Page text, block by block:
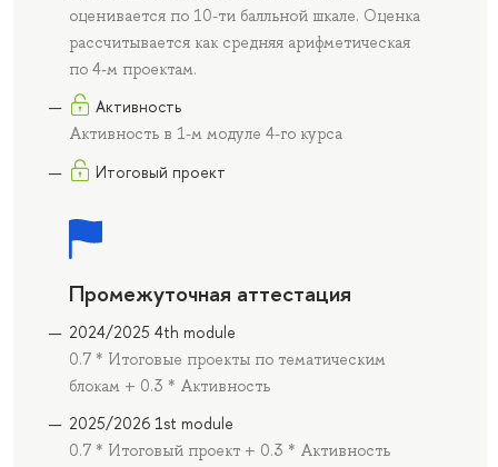
оценивается по 10-ти балльной шкале. Оценка
рассчитывается как средняя арифметическая
по 4-м проектам.
Активность
Активность в 1-м модуле 4-го курса
Итоговый проект
Промежуточная аттестация
2024/2025 4th module
0.7 * Итоговые проекты по тематическим
блокам + 0.3 * Активность
2025/2026 1st module
0.7 * Итоговый проект + 0.3 * Активность